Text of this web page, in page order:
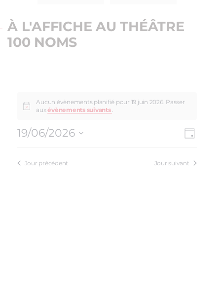
À L'AFFICHE AU THÉÂTRE
100 NOMS
Aucun évènements planifié pour 19 juin 2026. Passer
auxévènements suivants
Jour
19/06/2026
Jour précédent Jour suivant